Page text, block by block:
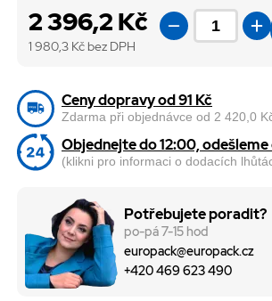
2 396,2 Kč
1 980,3 Kč bez DPH
Ceny dopravy od 91 Kč
Zdarma při objednávce od 2 420,0
Objednejte do 12:00, odešleme
(klikni pro informaci o dodacích
Potřebujete poradit?
po-pá 7-15 hod
europack@europack.cz
+420 469 623 490